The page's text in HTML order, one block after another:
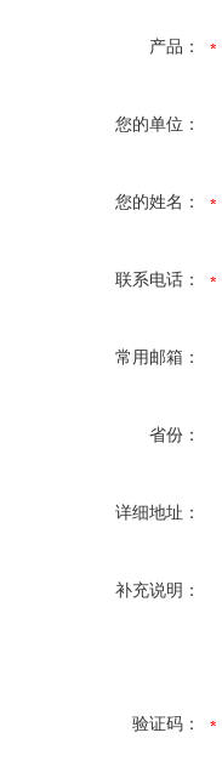
产品：
您的单位：
您的姓名：
联系电话：
常用邮箱：
省份：
详细地址：
补充说明：
验证码：